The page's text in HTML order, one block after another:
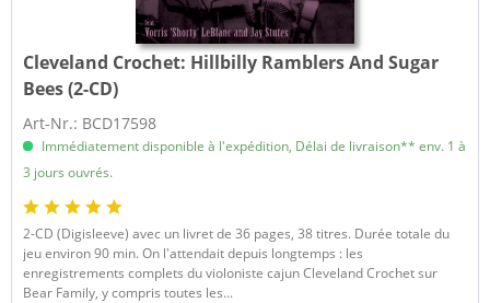
Cleveland Crochet: Hillbilly Ramblers And Sugar
Bees (2-CD)
Art-Nr.: BCD17598
Immédiatement disponible à l'expédition, Délai de livraison** env. 1 à
3 jours ouvrés.
2-CD (Digisleeve) avec un livret de 36 pages, 38 titres. Durée totale du
jeu environ 90 min. On l'attendait depuis longtemps : les
enregistrements complets du violoniste cajun Cleveland Crochet sur
Bear Family, y compris toutes les...